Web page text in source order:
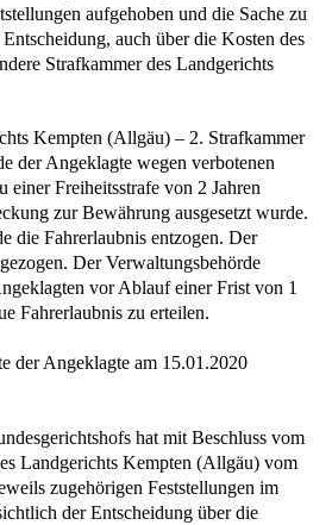
aufgehoben und die Sache zu
auch über die Kosten des
Strafkammer des Landgerichts
Kempten (Allgäu) – 2. Strafkammer
der Angeklagte wegen verbotenen
einer Freiheitsstrafe von 2 Jahren
zur Bewährung ausgesetzt wurde.
die Fahrerlaubnis entzogen. Der
Der Verwaltungsbehörde
vor Ablauf einer Frist von 1
Fahrerlaubnis zu erteilen.
der Angeklagte am 15.01.2020
hat mit Beschluss vom
Landgerichts Kempten (Allgäu) vom
zugehörigen Feststellungen im
der Entscheidung über die